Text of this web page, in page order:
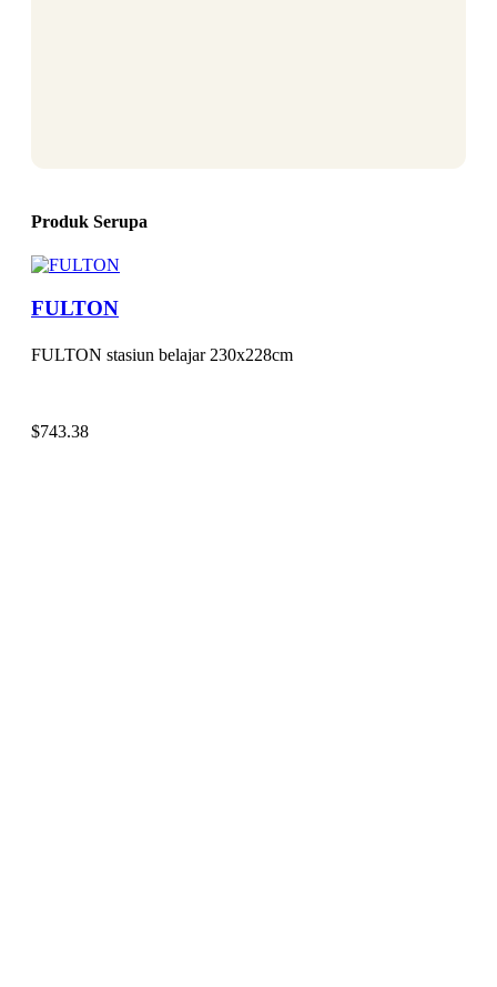
Produk Serupa
FULTON
FULTON stasiun belajar 230x228cm
$743.38